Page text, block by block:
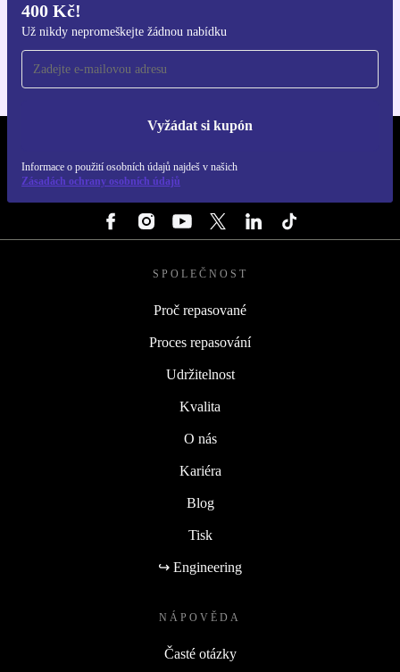
400 Kč!
Už nikdy nepromeškejte žádnou nabídku
Vyžádat si kupón
Informace o použití osobních údajů najdeš v našich
Zásadách ochrany osobních údajů
Pro iOS a Android
SPOLEČNOST
Proč repasované
Proces repasování
Udržitelnost
Kvalita
O nás
Kariéra
Blog
Tisk
↪ Engineering
NÁPOVĚDA
Časté otázky